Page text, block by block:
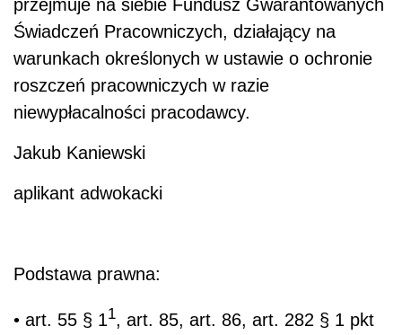
przejmuje na siebie Fundusz Gwarantowanych
Świadczeń Pracowniczych, działający na
warunkach określonych w ustawie o ochronie
roszczeń pracowniczych w razie
niewypłacalności pracodawcy.
Jakub Kaniewski
aplikant adwokacki
Podstawa prawna:
• art. 55 § 11, art. 85, art. 86, art. 282 § 1 pkt